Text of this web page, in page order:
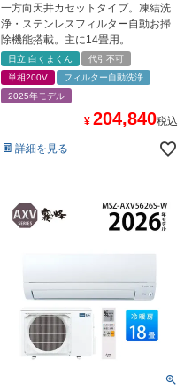
一方向天井カセットタイプ。凍結洗
浄・ステンレスフィルター自動お掃
除機能搭載。主に14畳用。
日立 白くまくん
代引不可
単相200V
フィルター自動洗浄
2025年モデル
¥ 204,840税込
詳細を見る